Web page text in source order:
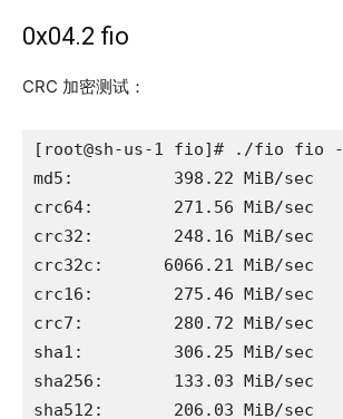
0x04.2 fio
CRC 加密测试：
[root@sh-us-1 fio]# ./fio fio
md5:          398.22 MiB/sec
crc64:        271.56 MiB/sec
crc32:        248.16 MiB/sec
crc32c:      6066.21 MiB/sec
crc16:        275.46 MiB/sec
crc7:         280.72 MiB/sec
sha1:         306.25 MiB/sec
sha256:       133.03 MiB/sec
sha512:       206.03 MiB/sec